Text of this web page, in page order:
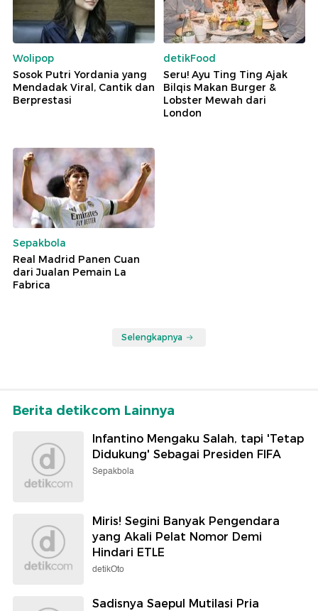
Wolipop
Sosok Putri Yordania yang
Mendadak Viral, Cantik dan
Berprestasi
detikFood
Seru! Ayu Ting Ting Ajak
Bilqis Makan Burger &
Lobster Mewah dari
London
Sepakbola
Real Madrid Panen Cuan
dari Jualan Pemain La
Fabrica
Selengkapnya
Berita detikcom Lainnya
Infantino Mengaku Salah, tapi 'Tetap
Didukung' Sebagai Presiden FIFA
Sepakbola
Miris! Segini Banyak Pengendara
yang Akali Pelat Nomor Demi
Hindari ETLE
detikOto
Sadisnya Saepul Mutilasi Pria